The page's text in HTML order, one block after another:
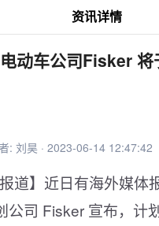
资讯详情
动车公司Fisker 将
: 刘昊 · 2023-06-14 12:47:42
报道】近日有海外媒体
公司 Fisker 宣布，计